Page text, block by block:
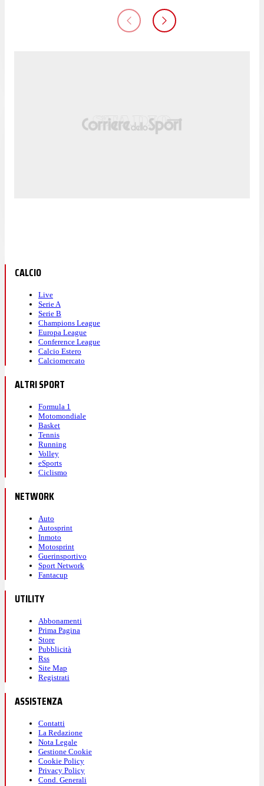
CALCIO
Live
Serie A
Serie B
Champions League
Europa League
Conference League
Calcio Estero
Calciomercato
ALTRI SPORT
Formula 1
Motomondiale
Basket
Tennis
Running
Volley
eSports
Ciclismo
NETWORK
Auto
Autosprint
Inmoto
Motosprint
Guerinsportivo
Sport Network
Fantacup
UTILITY
Abbonamenti
Prima Pagina
Store
Pubblicità
Rss
Site Map
Registrati
ASSISTENZA
Contatti
La Redazione
Nota Legale
Gestione Cookie
Cookie Policy
Privacy Policy
Cond. Generali